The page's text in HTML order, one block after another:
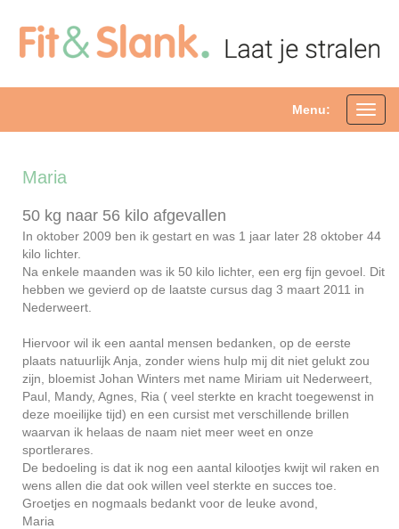
Menu:
Maria
50 kg naar 56 kilo afgevallen
In oktober 2009 ben ik gestart en was 1 jaar later 28 oktober 44
kilo lichter.
Na enkele maanden was ik 50 kilo lichter, een erg fijn gevoel. Dit
hebben we gevierd op de laatste cursus dag 3 maart 2011 in
Nederweert.
Hiervoor wil ik een aantal mensen bedanken, op de eerste
plaats natuurlijk Anja, zonder wiens hulp mij dit niet gelukt zou
zijn, bloemist Johan Winters met name Miriam uit Nederweert,
Paul, Mandy, Agnes, Ria ( veel sterkte en kracht toegewenst in
deze moeilijke tijd) en een cursist met verschillende brillen
waarvan ik helaas de naam niet meer weet en onze
sportlerares.
De bedoeling is dat ik nog een aantal kilootjes kwijt wil raken en
wens allen die dat ook willen veel sterkte en succes toe.
Groetjes en nogmaals bedankt voor de leuke avond,
Maria